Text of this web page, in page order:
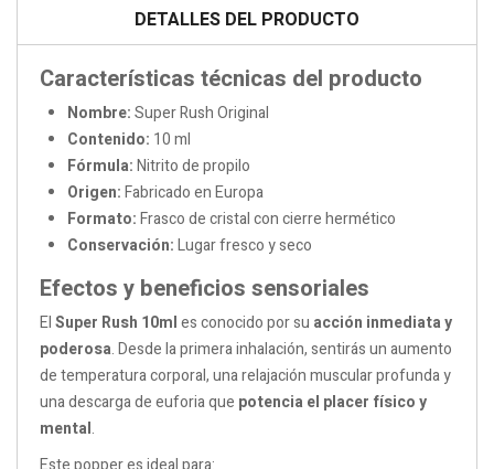
DETALLES DEL PRODUCTO
Características técnicas del producto
Nombre:Super Rush Original
Contenido: 10 ml
Fórmula:Nitrito de propilo
Origen:Fabricado en Europa
Formato:Frasco de cristal con cierre hermético
Conservación:Lugar fresco y seco
Efectos y beneficios sensoriales
ElSuper Rush 10mles conocido por su acción inmediata y
poderosa. Desde la primera inhalación, sentirás un aumento
de temperatura corporal, una relajación muscular profunda y
una descarga de euforia que potencia el placer físico y
mental.